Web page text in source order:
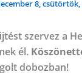
8, csütörtök,
szervez a
él.
dobozban!